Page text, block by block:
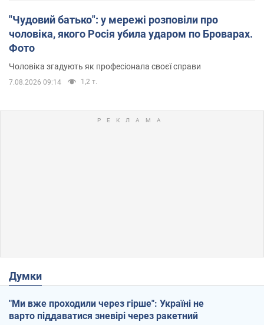
"Чудовий батько": у мережі розповіли про
чоловіка, якого Росія убила ударом по Броварах.
Фото
Чоловіка згадують як професіонала своєї справи
7.08.2026 09:14 1,2 т.
Думки
"Ми вже проходили через гірше": Україні не
варто піддаватися зневірі через ракетний